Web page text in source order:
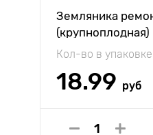
Земляника
Кол-во в
18.99 руб